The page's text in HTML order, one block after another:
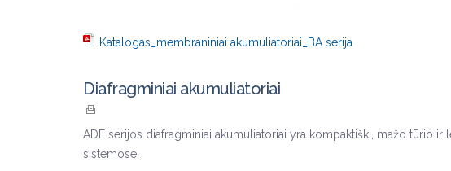
Katalogas_membraniniai akumuliatoriai_BA serija
Diafragminiai akumuliatoriai
ADE serijos diafragminiai akumuliatoriai yra kompaktiški, mažo tūrio
sistemose.